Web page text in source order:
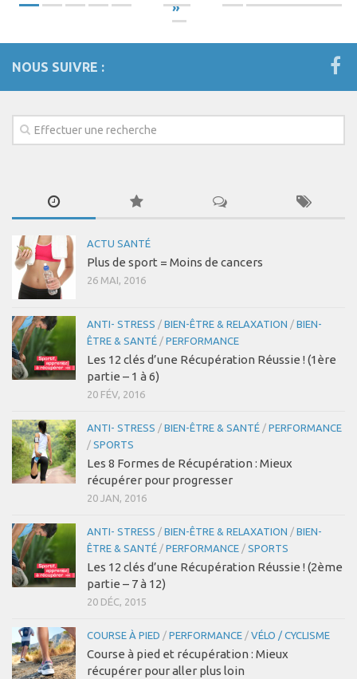
»
NOUS SUIVRE :
ACTU SANTÉ
Plus de sport = Moins de cancers
26 MAI, 2016
ANTI- STRESS / BIEN-ÊTRE & RELAXATION / BIEN-
ÊTRE & SANTÉ / PERFORMANCE
Les 12 clés d’une Récupération Réussie ! (1ère
partie – 1 à 6)
20 FÉV, 2016
ANTI- STRESS / BIEN-ÊTRE & SANTÉ / PERFORMANCE
/ SPORTS
Les 8 Formes de Récupération : Mieux
récupérer pour progresser
20 JAN, 2016
ANTI- STRESS / BIEN-ÊTRE & RELAXATION / BIEN-
ÊTRE & SANTÉ / PERFORMANCE / SPORTS
Les 12 clés d’une Récupération Réussie ! (2ème
partie – 7 à 12)
20 DÉC, 2015
COURSE À PIED / PERFORMANCE / VÉLO / CYCLISME
Course à pied et récupération : Mieux
récupérer pour aller plus loin